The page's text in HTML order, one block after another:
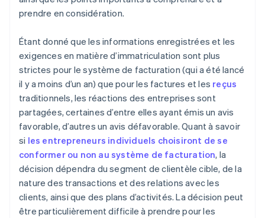
prendre en considération.
Étant donné que les informations enregistrées et les
exigences en matière d’immatriculation sont plus
strictes pour le système de facturation (qui a été lancé
il y a moins d’un an) que pour les factures et les reçus
traditionnels, les réactions des entreprises sont
partagées, certaines d’entre elles ayant émis un avis
favorable, d’autres un avis défavorable. Quant à savoir
si les entrepreneurs individuels choisiront de se
conformer ou non au système de facturation, la
décision dépendra du segment de clientèle cible, de la
nature des transactions et des relations avec les
clients, ainsi que des plans d’activités. La décision peut
être particulièrement difficile à prendre pour les